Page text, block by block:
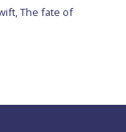
The fate of